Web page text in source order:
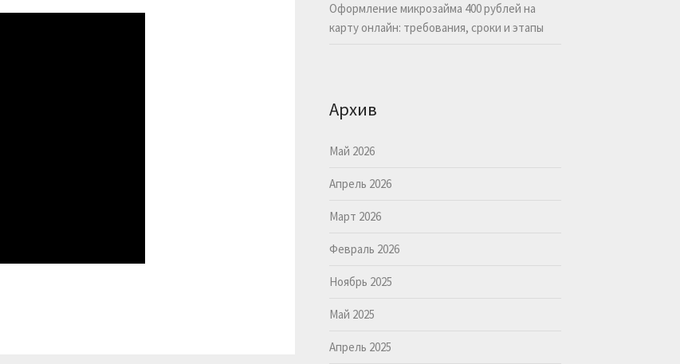
Оформление микрозайма 400 рублей на
карту онлайн: требования, сроки и этапы
Архив
Май 2026
Апрель 2026
Март 2026
Февраль 2026
Ноябрь 2025
Май 2025
Апрель 2025